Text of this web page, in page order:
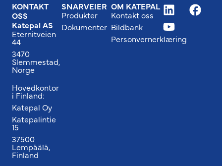
KONTAKT
OSS
Katepal AS
Eternitveien
44
3470
Slemmestad,
Norge
Hovedkontor
i Finland:
Katepal Oy
Katepalintie
15
37500
Lempäälä,
Finland
SNARVEIER
Produkter
Dokumenter
OM KATEPAL
Kontakt oss
Bildbank
Personvernerklæring